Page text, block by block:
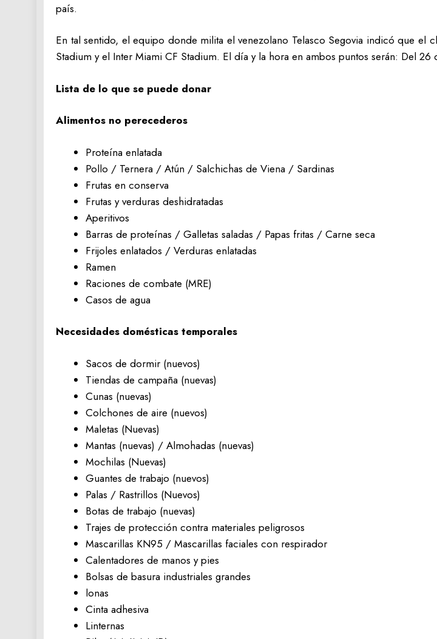
país.
En tal sentido, el equipo donde milita el venezolano Telasco Segovia indicó que
Stadium y el Inter Miami CF Stadium. El día y la hora en ambos puntos serán: Del
Lista de lo que se puede donar
Alimentos no perecederos
Proteína enlatada
Pollo / Ternera / Atún / Salchichas de Viena / Sardinas
Frutas en conserva
Frutas y verduras deshidratadas
Aperitivos
Barras de proteínas / Galletas saladas / Papas fritas / Carne seca
Frijoles enlatados / Verduras enlatadas
Ramen
Raciones de combate (MRE)
Casos de agua
Necesidades domésticas temporales
Sacos de dormir (nuevos)
Tiendas de campaña (nuevas)
Cunas (nuevas)
Colchones de aire (nuevos)
Maletas (Nuevas)
Mantas (nuevas) / Almohadas (nuevas)
Mochilas (Nuevas)
Guantes de trabajo (nuevos)
Palas / Rastrillos (Nuevos)
Botas de trabajo (nuevas)
Trajes de protección contra materiales peligrosos
Mascarillas KN95 / Mascarillas faciales con respirador
Calentadores de manos y pies
Bolsas de basura industriales grandes
lonas
Cinta adhesiva
Linternas